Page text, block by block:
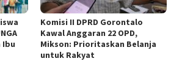
Ibu
Komisi II DPRD Gorontalo
Kawal Anggaran 22 OPD,
Mikson: Prioritaskan Belanja
untuk Rakyat